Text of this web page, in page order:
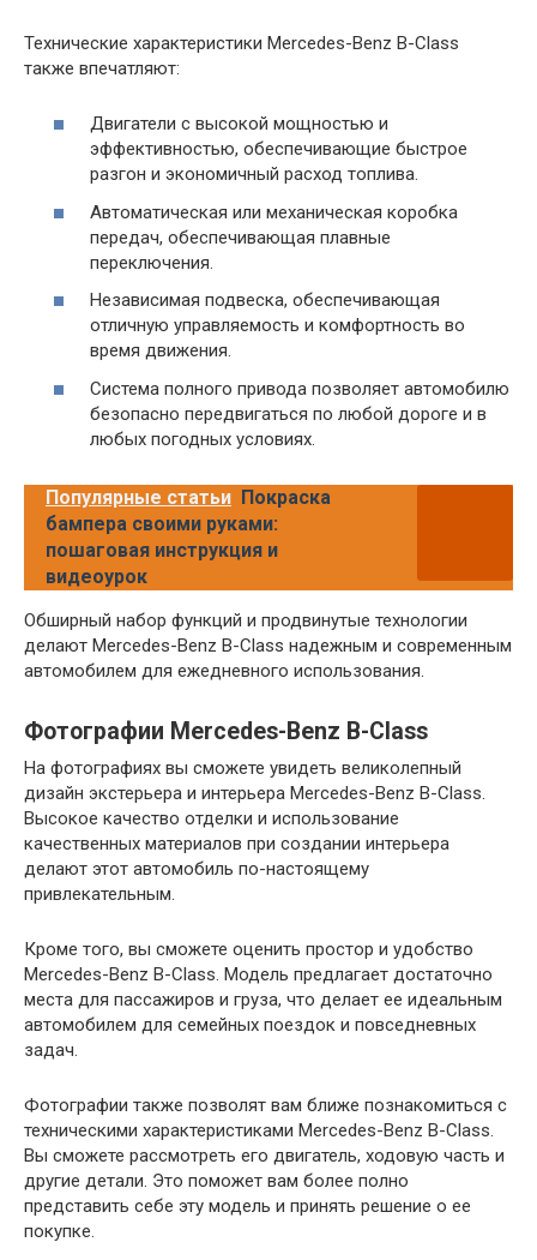
Технические характеристики Mercedes-Benz B-Class
также впечатляют:
Двигатели с высокой мощностью и
эффективностью, обеспечивающие быстрое
разгон и экономичный расход топлива.
Автоматическая или механическая коробка
передач, обеспечивающая плавные
переключения.
Независимая подвеска, обеспечивающая
отличную управляемость и комфортность во
время движения.
Система полного привода позволяет автомобилю
безопасно передвигаться по любой дороге и в
любых погодных условиях.
Популярные статьи Покраска
бампера своими руками:
пошаговая инструкция и
видеоурок
Обширный набор функций и продвинутые технологии
делают Mercedes-Benz B-Class надежным и современным
автомобилем для ежедневного использования.
Фотографии Mercedes-Benz B-Class
На фотографиях вы сможете увидеть великолепный
дизайн экстерьера и интерьера Mercedes-Benz B-Class.
Высокое качество отделки и использование
качественных материалов при создании интерьера
делают этот автомобиль по-настоящему
привлекательным.
Кроме того, вы сможете оценить простор и удобство
Mercedes-Benz B-Class. Модель предлагает достаточно
места для пассажиров и груза, что делает ее идеальным
автомобилем для семейных поездок и повседневных
задач.
Фотографии также позволят вам ближе познакомиться с
техническими характеристиками Mercedes-Benz B-Class.
Вы сможете рассмотреть его двигатель, ходовую часть и
другие детали. Это поможет вам более полно
представить себе эту модель и принять решение о ее
покупке.